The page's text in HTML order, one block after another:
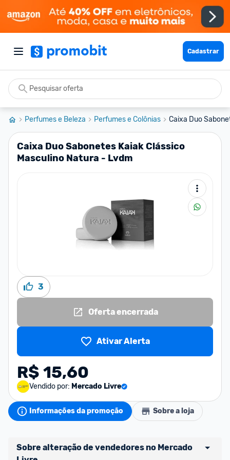
Cadastrar
Perfumes e Beleza Perfumes e Colônias Caixa Duo
Caixa Duo Sabonetes Kaiak Clássico
Masculino Natura - Lvdm
3
Oferta encerrada
Ativar Alerta
R$ 15,60
Vendido por: Mercado Livre
Informações da promoção Sobre a loja
Sobre alteração de vendedores no Mercado